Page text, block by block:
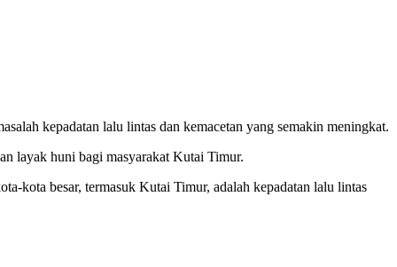
kepadatan lalu lintas dan kemacetan yang semakin meningkat.
layak huni bagi masyarakat Kutai Timur.
kota besar, termasuk Kutai Timur, adalah kepadatan lalu lintas